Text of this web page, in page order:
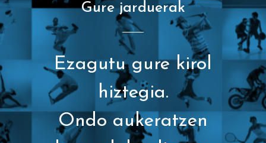
Gure jarduerak
Ezagutu gure kirol
hiztegia.
Ondo aukeratzen